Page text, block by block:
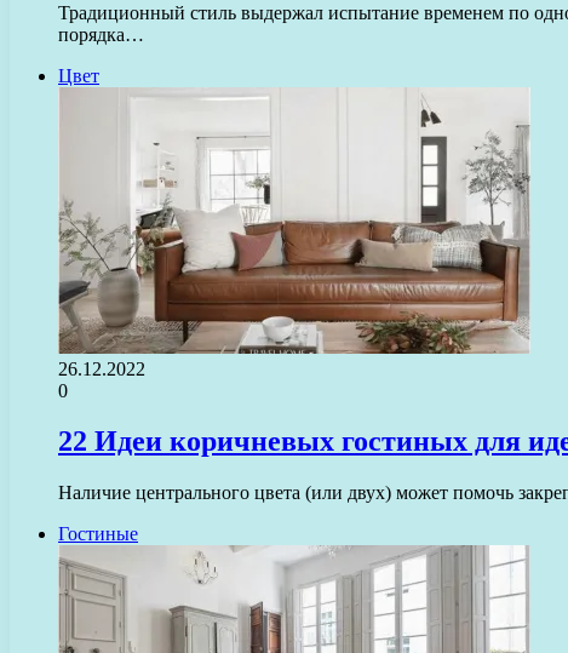
Традиционный стиль выдержал испытание временем по
порядка…
Цвет
26.12.2022
0
22 Идеи коричневых гостиных для
Наличие центрального цвета (или двух) может помочь
Гостиные